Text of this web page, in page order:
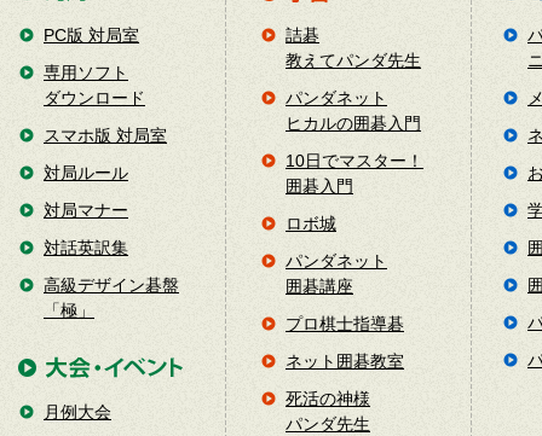
PC版 対局室
専用ソフト
ダウンロード
スマホ版 対局室
対局ルール
対局マナー
対話英訳集
高級デザイン碁盤
「極」
月例大会
詰碁
教えてパンダ先生
パンダネット
ヒカルの囲碁入門
10日でマスター！
囲碁入門
ロボ城
パンダネット
囲碁講座
プロ棋士指導碁
ネット囲碁教室
死活の神様
パンダ先生